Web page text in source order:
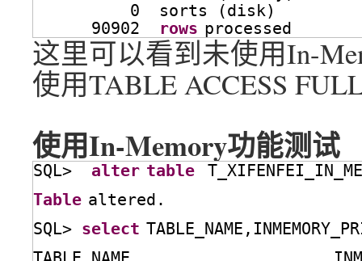
0  sorts (disk)
90902 rows processed
这里可以看到未使用In-
使用TABLE ACCESS
使用In-Memory功能测试
SQL> alter table
Table altered.
SQL> select